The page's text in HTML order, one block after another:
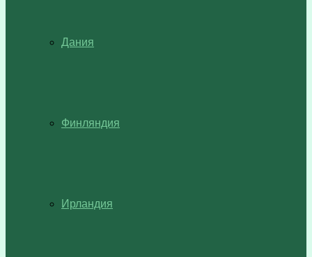
Дания
Финляндия
Ирландия